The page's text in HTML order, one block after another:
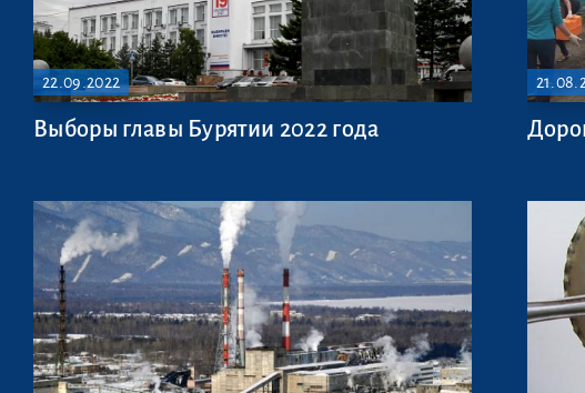
22.09.2022
Выборы главы Бурятии 2022 года